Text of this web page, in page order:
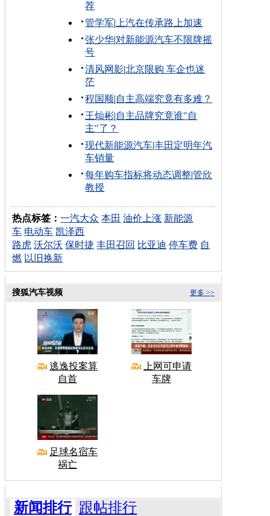
荐
管学军| 上汽在传承路上加速
张少华|对新能源汽车不限牌摇
号
清风网影|北京限购 车企也迷
茫
程国顺|自主高端究竟有多难？
王灿彬|自主品牌究竟谁"自
主"了？
现代新能源汽车|丰田定明年汽
车销量
每年购车指标将动态调整|管欣
教授
热点标签：一汽大众 本田 油价上涨 新能源
车 电动车 凯泽西
路虎 沃尔沃 保时捷 丰田召回 比亚迪 停车费 自
燃 以旧换新
更多 >>
搜狐汽车视频
逃逸投案算
自首
上网可申请
车牌
足球名宿车
祸亡
新闻排行 跟帖排行